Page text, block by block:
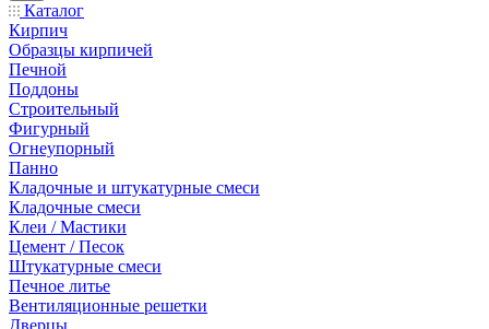
Каталог
Кирпич
Образцы кирпичей
Печной
Поддоны
Строительный
Фигурный
Огнеупорный
Панно
Кладочные и штукатурные смеси
Кладочные смеси
Клеи / Мастики
Цемент / Песок
Штукатурные смеси
Печное литье
Вентиляционные решетки
Дверцы